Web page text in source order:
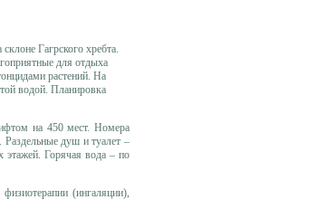
Гагрского хребта.
для отдыха
растений. На
водой. Планировка
на 450 мест. Номера
душ и туалет –
Горячая вода – по
(ингаляции),